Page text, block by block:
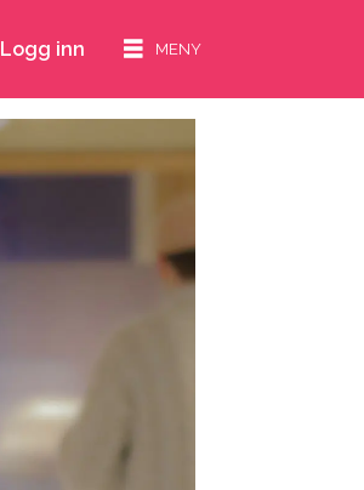
Logg inn